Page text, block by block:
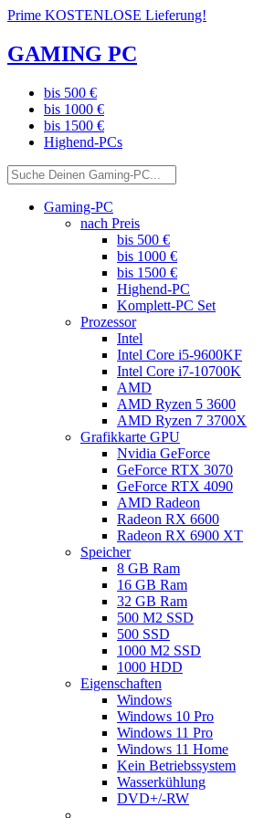
Prime KOSTENLOSE Lieferung!
GAMING PC
bis 500 €
bis 1000 €
bis 1500 €
Highend-PCs
Gaming-PC
nach Preis
bis 500 €
bis 1000 €
bis 1500 €
Highend-PC
Komplett-PC Set
Prozessor
Intel
Intel Core i5-9600KF
Intel Core i7-10700K
AMD
AMD Ryzen 5 3600
AMD Ryzen 7 3700X
Grafikkarte GPU
Nvidia GeForce
GeForce RTX 3070
GeForce RTX 4090
AMD Radeon
Radeon RX 6600
Radeon RX 6900 XT
Speicher
8 GB Ram
16 GB Ram
32 GB Ram
500 M2 SSD
500 SSD
1000 M2 SSD
1000 HDD
Eigenschaften
Windows
Windows 10 Pro
Windows 11 Pro
Windows 11 Home
Kein Betriebssystem
Wasserkühlung
DVD+/-RW